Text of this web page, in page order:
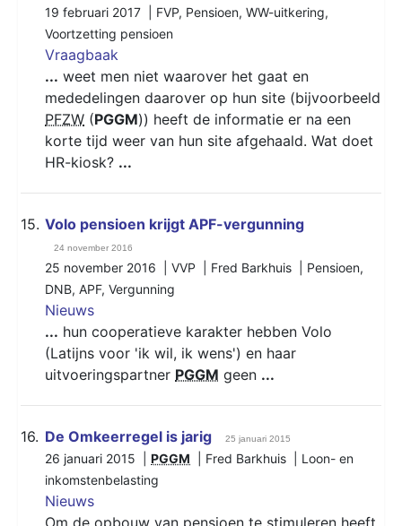
19 februari 2017 | FVP, Pensioen, WW-uitkering,
Voortzetting pensioen
Vraagbaak
... weet men niet waarover het gaat en
mededelingen daarover op hun site (bijvoorbeeld
PFZW (PGGM)) heeft de informatie er na een
korte tijd weer van hun site afgehaald. Wat doet
HR-kiosk? ...
15. Volo pensioen krijgt APF-vergunning
24 november 2016
25 november 2016 | VVP | Fred Barkhuis | Pensioen,
DNB, APF, Vergunning
Nieuws
... hun cooperatieve karakter hebben Volo
(Latijns voor 'ik wil, ik wens') en haar
uitvoeringspartner PGGM geen ...
16. De Omkeerregel is jarig 25 januari 2015
26 januari 2015 | PGGM | Fred Barkhuis | Loon- en
inkomstenbelasting
Nieuws
Om de opbouw van pensioen te stimuleren heeft